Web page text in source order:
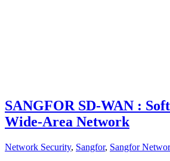
SANGFOR SD-WAN :
Wide-Area Network
Network Security, Sangfor, Sangfor